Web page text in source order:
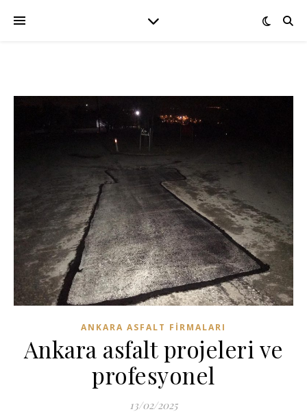
ANKARA ASFALT FIRMALARI
Ankara asfalt projeleri ve
profesyonel
13/02/2025